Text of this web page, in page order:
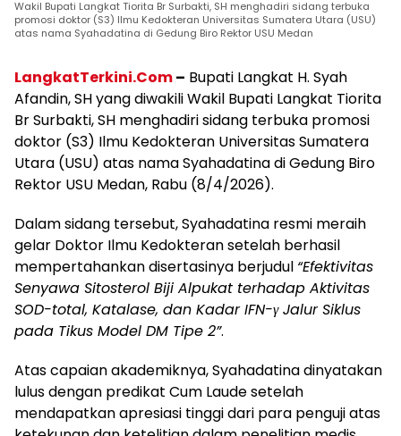
Wakil Bupati Langkat Tiorita Br Surbakti, SH menghadiri sidang terbuka
promosi doktor (S3) Ilmu Kedokteran Universitas Sumatera Utara (USU)
atas nama Syahadatina di Gedung Biro Rektor USU Medan
LangkatTerkini.Com– Bupati Langkat H. Syah
Afandin, SH yang diwakili Wakil Bupati Langkat Tiorita
Br Surbakti, SH menghadiri sidang terbuka promosi
doktor (S3) Ilmu Kedokteran Universitas Sumatera
Utara (USU) atas nama Syahadatina di Gedung Biro
Rektor USU Medan, Rabu (8/4/2026).
Dalam sidang tersebut, Syahadatina resmi meraih
gelar Doktor Ilmu Kedokteran setelah berhasil
mempertahankan disertasinya berjudul “Efektivitas
Senyawa Sitosterol Biji Alpukat terhadap Aktivitas
SOD-total, Katalase, dan Kadar IFN-γ Jalur Siklus
pada Tikus Model DM Tipe 2”.
Atas capaian akademiknya, Syahadatina dinyatakan
lulus dengan predikat Cum Laude setelah
mendapatkan apresiasi tinggi dari para penguji atas